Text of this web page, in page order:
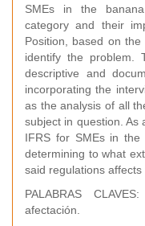
SMEs in the
category and their
Position, based on
identify the problem.
descriptive and
incorporating the
as the analysis of all
subject in question. As
IFRS for SMEs in the
determining to what
said regulations
PALABRAS
afectación.